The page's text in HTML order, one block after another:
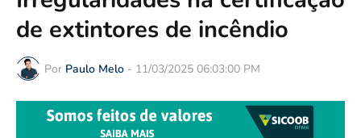
de extintores de incêndio
Por Paulo Melo - 11/03/2025 06:03:00 PM